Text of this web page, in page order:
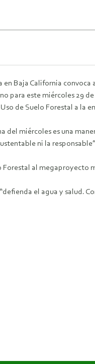
Baja California convoca
para este miércoles 29
de Suelo Forestal a la
del miércoles es una
ni la
al megaproyecto
el agua y salud.